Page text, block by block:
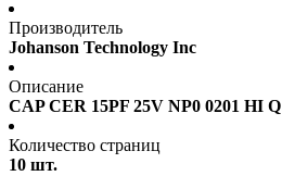
Производитель
Johanson Technology Inc
Описание
CAP CER 15PF 25V NP0 0201 HI Q
Количество страниц
10 шт.